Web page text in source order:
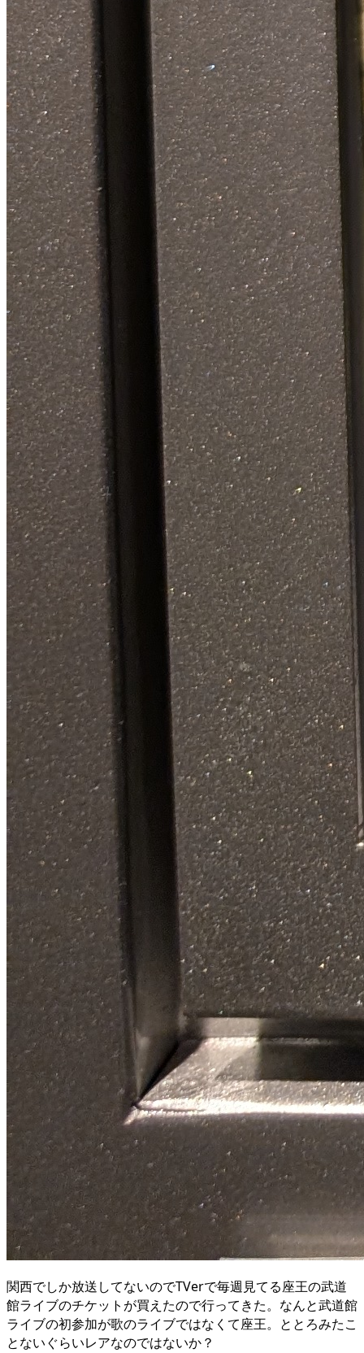
関西でしか放送してないのでTVerで毎週見てる座王の武道
館ライブのチケットが買えたので行ってきた。なんと武道館
ライブの初参加が歌のライブではなくて座王。ととろみたこ
とないぐらいレアなのではないか？